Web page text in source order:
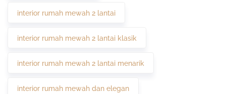
interior rumah mewah 2 lantai
interior rumah mewah 2 lantai klasik
interior rumah mewah 2 lantai menarik
interior rumah mewah dan elegan